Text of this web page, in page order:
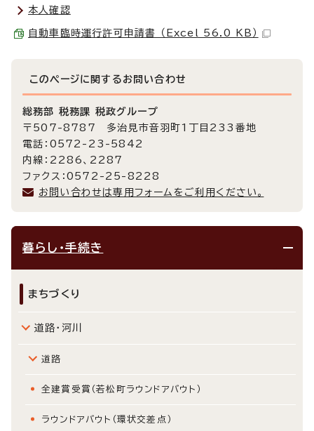
本人確認
自動車臨時運行許可申請書 （Excel 56.0 KB）
このページに関する お問い合わせ
総務部 税務課 税政グループ
〒507-8787 多治見市音羽町1丁目233番地
電話：0572-23-5842
内線：2286、2287
ファクス：0572-25-8228
お問い合わせは専用フォームをご利用ください。
暮らし・手続き
まちづくり
道路・河川
道路
全建賞受賞（若松町ラウンドアバウト）
ラウンドアバウト（環状交差点）